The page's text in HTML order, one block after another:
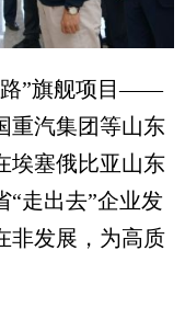
”旗舰项目——
重汽集团等山东
埃塞俄比亚山东
“走出去”企业发
非发展，为高质